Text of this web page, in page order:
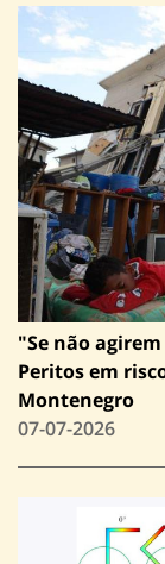
"Se não
Peritos em
Montenegro
07-07-2026